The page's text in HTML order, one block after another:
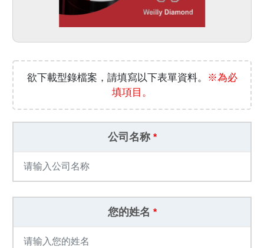
欲下載型錄檔案，請填寫以下表單資料。
※為必
填項目。
公司名称 *
您的姓名 *